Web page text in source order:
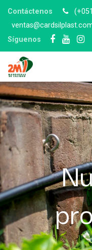
Contáctenos
v
Síguenos